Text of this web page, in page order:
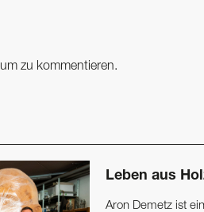
um zu kommentieren.
Leben aus
Aron Demetz ist